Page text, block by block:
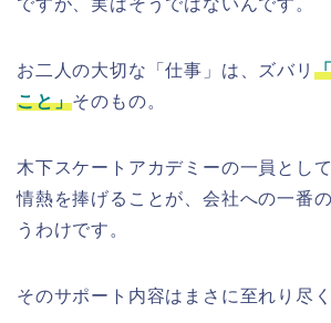
ですが、実はそうではないんです。
お二人の大切な「仕事」は、ズバリ
こと」そのもの。
木下スケートアカデミーの一員とし
情熱を捧げることが、会社への一番
うわけです。
そのサポート内容はまさに至れり尽く